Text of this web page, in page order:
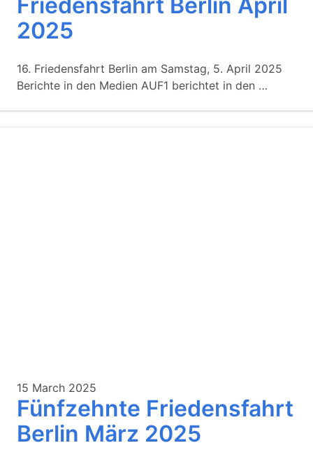
2025
16. Friedensfahrt Berlin am Samstag, 5. April 2025
Berichte in den Medien AUF1 berichtet in den …
15 March 2025
Fünfzehnte Friedensfahrt
Berlin März 2025